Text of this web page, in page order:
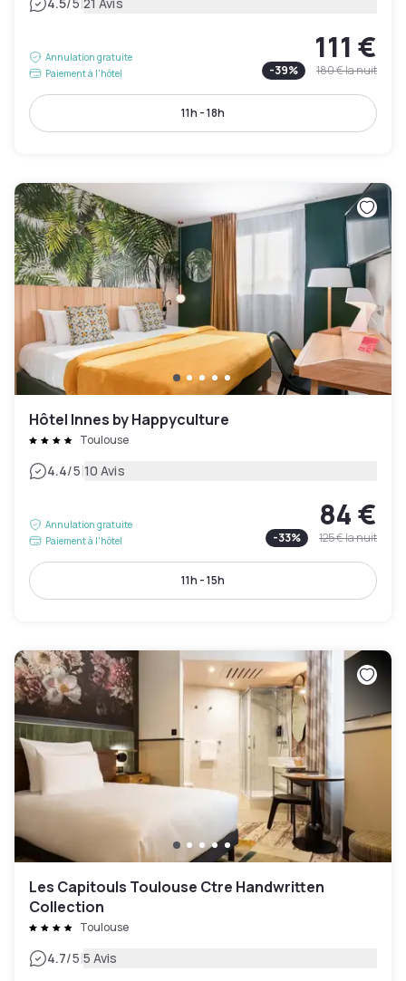
Annulation gratuite
Paiement à l'hôtel
111 €
-39% 180 €la nuit
11h - 18h
Hôtel Innes by Happyculture
Toulouse
4.4/5|10 Avis
Annulation gratuite
Paiement à l'hôtel
84 €
-33% 125 €la nuit
11h - 15h
Les Capitouls Toulouse Ctre Handwritten
Collection
Toulouse
4.7/5|5 Avis